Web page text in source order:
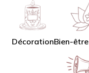
DécorationBien-